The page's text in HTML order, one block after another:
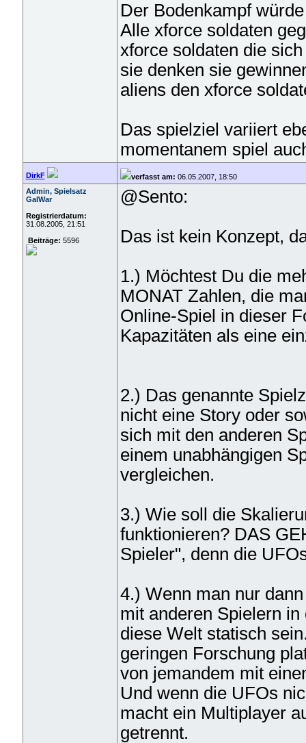
Der Bodenkampf
Alle xforce soldaten
xforce soldaten die
sie denken sie
aliens den xforce
Das spielziel variiert
momentanem spiel
DirkF verfasst am: 06.05.2007, 18:50
Admin, Spielsatz
GalWar
Registrierdatum:
31.08.2005, 21:51
Beiträge: 5596
@Sento:
Das ist kein Konzept,
1.) Möchtest Du die
MONAT Zahlen, die
Online-Spiel in dieser
Kapazitäten als eine
2.) Das genannte
nicht eine Story oder
sich mit den anderen
einem unabhängigen
vergleichen.
3.) Wie soll die
funktionieren? DAS
Spieler", denn die
4.) Wenn man nur
mit anderen Spielern
diese Welt statisch
geringen Forschung
von jemandem mit
Und wenn die UFOs
macht ein Multiplayer
getrennt.